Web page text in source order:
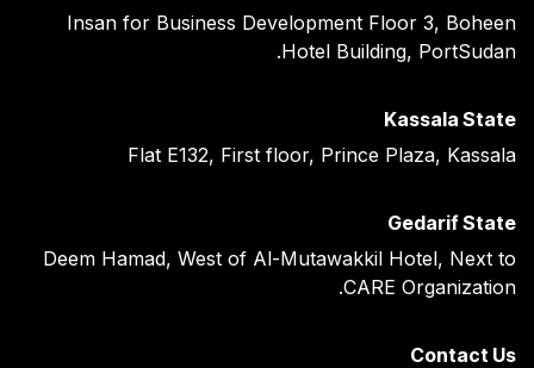
Insan for Business Development Floor 3, Boheen
Hotel Building, PortSudan.
Kassala State
Flat E132, First floor, Prince Plaza, Kassala
Gedarif State
Deem Hamad, West of Al-Mutawakkil Hotel, Next to
CARE Organization.
Contact Us